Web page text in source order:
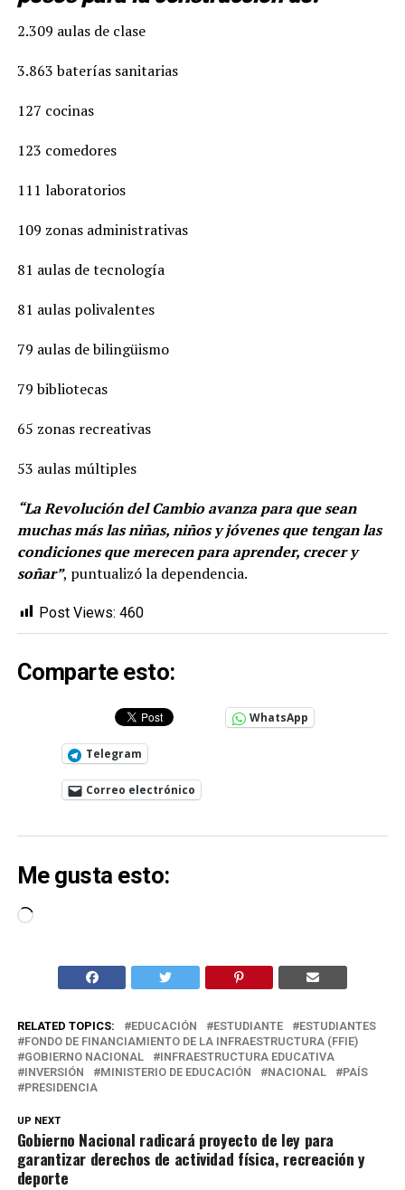
2.309 aulas de clase
3.863 baterías sanitarias
127 cocinas
123 comedores
111 laboratorios
109 zonas administrativas
81 aulas de tecnología
81 aulas polivalentes
79 aulas de bilingüismo
79 bibliotecas
65 zonas recreativas
53 aulas múltiples
“La Revolución del Cambio avanza para que sean
muchas más las niñas, niños y jóvenes que tengan las
condiciones que merecen para aprender, crecer y
soñar”, puntualizó la dependencia.
Post Views: 460
Comparte esto:
WhatsApp
Telegram
Correo electrónico
Me gusta esto:
Cargando...
RELATED TOPICS: EDUCACIÓN ESTUDIANTE
ESTUDIANTES
FONDO DE FINANCIAMIENTO DE LA INFRAESTRUCTURA (FFIE)
GOBIERNO NACIONAL
INFRAESTRUCTURA EDUCATIVA
INVERSIÓN
MINISTERIO DE EDUCACIÓN NACIONAL
PAÍS
PRESIDENCIA
UP NEXT
Gobierno Nacional radicará proyecto de ley para
garantizar derechos de actividad física, recreación y
deporte